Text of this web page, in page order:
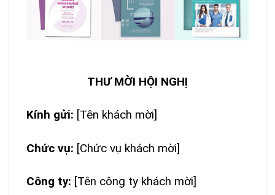
THƯ MỜI HỘI NGHỊ
Kính gửi: [Tên khách mời]
Chức vụ: [Chức vụ khách mời]
Công ty: [Tên công ty khách mời]